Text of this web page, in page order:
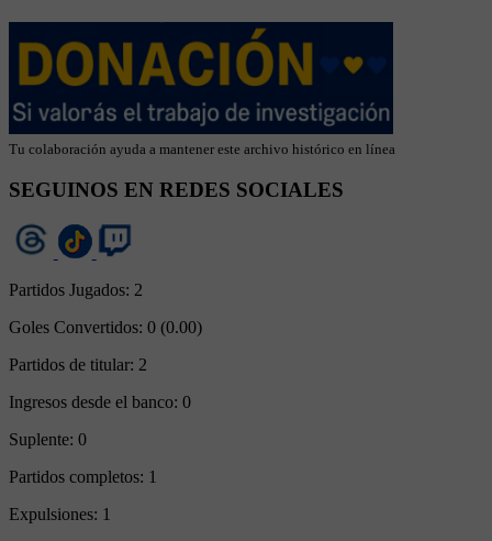
Tu colaboración ayuda a mantener este archivo histórico en línea
SEGUINOS EN REDES SOCIALES
Partidos Jugados: 2
Goles Convertidos: 0 (0.00)
Partidos de titular: 2
Ingresos desde el banco: 0
Suplente: 0
Partidos completos: 1
Expulsiones: 1